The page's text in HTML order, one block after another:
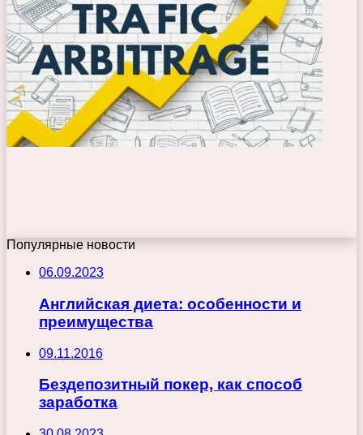
Популярные новости
06.09.2023
Английская диета: особенности и
преимущества
09.11.2016
Бездепозитный покер, как способ
заработка